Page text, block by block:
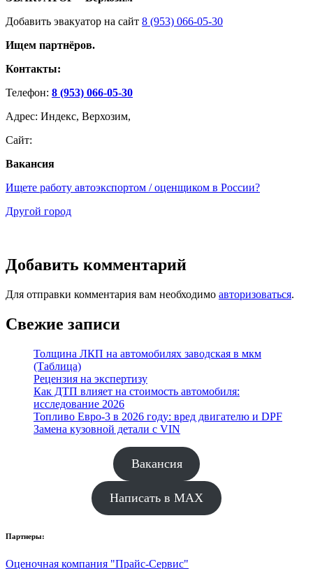
Добавить эвакуатор на сайт 8 (953) 066-05-30
Ищем партнёров.
Контакты:
Телефон: 8 (953) 066-05-30
Адрес: Индекс, Верхозим,
Сайт:
Вакансия
Ищете работу автоэкспортом / оценщиком в России?
Другой город
Добавить комментарий
Для отправки комментария вам необходимо авторизоваться.
Свежие записи
Толщина ЛКП на автомобилях заводская в мкм
(Таблица)
Рецензия на экспертизу
Как ДТП влияет на стоимость автомобиля:
исследование 2026
Топливо Евро-3 в 2026 году: вред двигателю и DPF
Замена кузовной детали с VIN
Вакансия
Написать в MAX
Партнеры:
Оценочная компания "Прайс-Сервис"